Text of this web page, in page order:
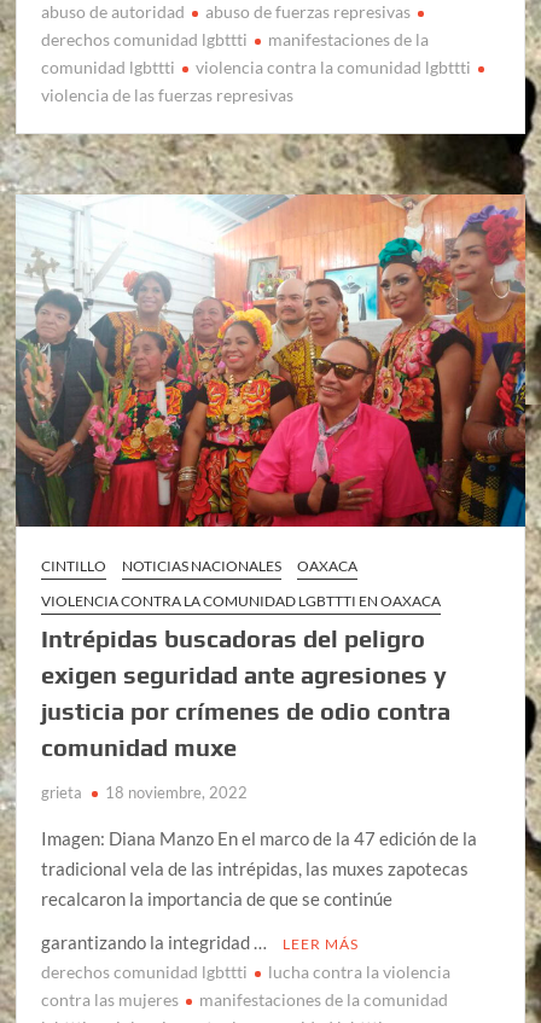
abuso de autoridad
abuso de fuerzas represivas
derechos comunidad lgbttti
manifestaciones de la
comunidad lgbttti
violencia contra la comunidad lgbttti
violencia de las fuerzas represivas
CINTILLO NOTICIAS NACIONALES
OAXACA
VIOLENCIA CONTRA LA COMUNIDAD LGBTTTI EN OAXACA
Intrépidas buscadoras del peligro
exigen seguridad ante agresiones y
justicia por crímenes de odio contra
comunidad muxe
grieta 18 noviembre, 2022
Imagen: Diana Manzo En el marco de la 47 edición de la
tradicional vela de las intrépidas, las muxes zapotecas
recalcaron la importancia de que se continúe
garantizando la integridad …
LEER MÁS
derechos comunidad lgbttti
lucha contra la violencia
contra las mujeres
manifestaciones de la comunidad